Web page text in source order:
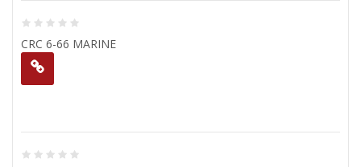
CRC 6-66 MARINE